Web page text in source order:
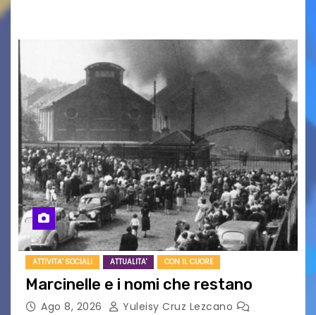
ATTIVITA' SOCIALI ATTUALITA' CON IL CUORE
Marcinelle e i nomi che restano
Ago 8, 2026
Yuleisy Cruz Lezcano